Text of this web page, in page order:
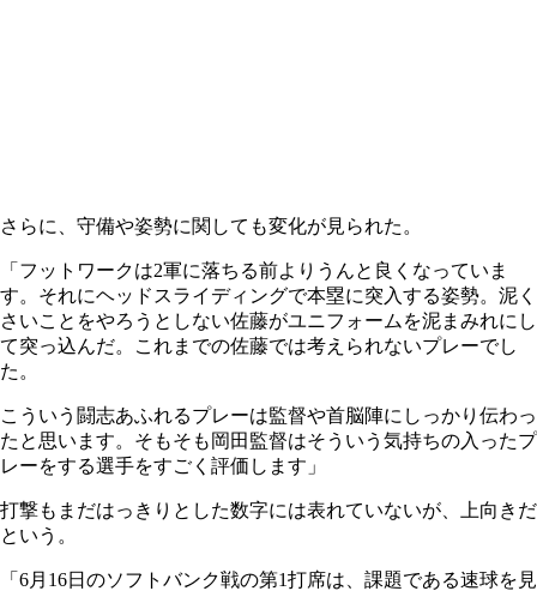
さらに、守備や姿勢に関しても変化が見られた。
「フットワークは2軍に落ちる前よりうんと良くなっていま
す。それにヘッドスライディングで本塁に突入する姿勢。泥く
さいことをやろうとしない佐藤がユニフォームを泥まみれにし
て突っ込んだ。これまでの佐藤では考えられないプレーでし
た。
こういう闘志あふれるプレーは監督や首脳陣にしっかり伝わっ
たと思います。そもそも岡田監督はそういう気持ちの入ったプ
レーをする選手をすごく評価します」
打撃もまだはっきりとした数字には表れていないが、上向きだ
という。
「6月16日のソフトバンク戦の第1打席は、課題である速球を見